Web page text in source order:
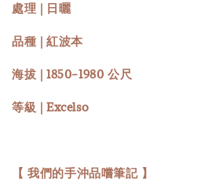
處理 | 日曬
品種 | 紅波本
海拔 | 1850-1980 公尺
等級 | Excelso
【 我們的手沖品嚐筆記 】